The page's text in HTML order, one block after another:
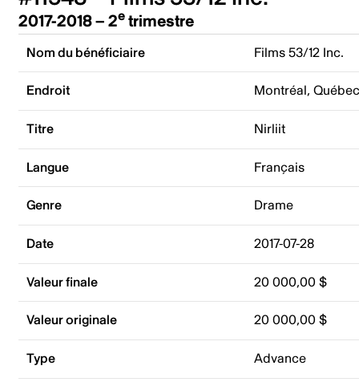
2017-2018 – 2etrimestre
Nom du bénéficiaire Films 53/12 Inc.
Endroit Montréal,
Titre Nirliit
Langue Français
Genre Drame
Date 2017-07-28
Valeur finale 20 000,00 $
Valeur originale 20 000,00 $
Type Advance